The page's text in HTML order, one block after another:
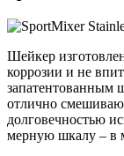
Шейкер
коррозии и не
запатентованным
отлично
долговечностью
мерную шкалу – в